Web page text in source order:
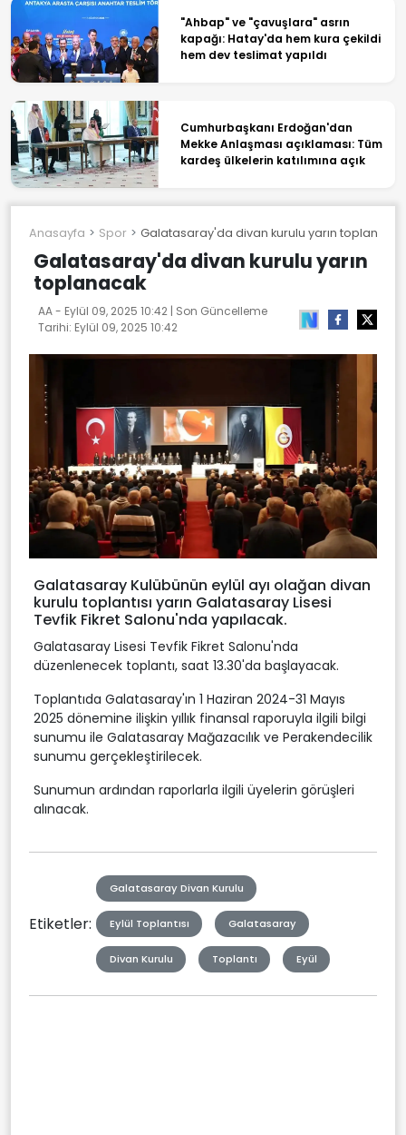
"Ahbap" ve "çavuşlara" asrın
kapağı: Hatay'da hem kura çekildi
hem dev teslimat yapıldı
Cumhurbaşkanı Erdoğan'dan
Mekke Anlaşması açıklaması: Tüm
kardeş ülkelerin katılımına açık
Anasayfa Spor Galatasaray'da divan kurulu yarın toplanacak
Galatasaray'da divan kurulu yarın
toplanacak
AA - Eylül 09, 2025 10:42 | Son Güncelleme
Tarihi: Eylül 09, 2025 10:42
Galatasaray Kulübünün eylül ayı olağan divan
kurulu toplantısı yarın Galatasaray Lisesi
Tevfik Fikret Salonu'nda yapılacak.
Galatasaray Lisesi Tevfik Fikret Salonu'nda
düzenlenecek toplantı, saat 13.30'da başlayacak.
Toplantıda Galatasaray'ın 1 Haziran 2024-31 Mayıs
2025 dönemine ilişkin yıllık finansal raporuyla ilgili bilgi
sunumu ile Galatasaray Mağazacılık ve Perakendecilik
sunumu gerçekleştirilecek.
Sunumun ardından raporlarla ilgili üyelerin görüşleri
alınacak.
Etiketler:
Galatasaray Divan Kurulu
Eylül Toplantısı Galatasaray
Divan Kurulu Toplantı Eyül